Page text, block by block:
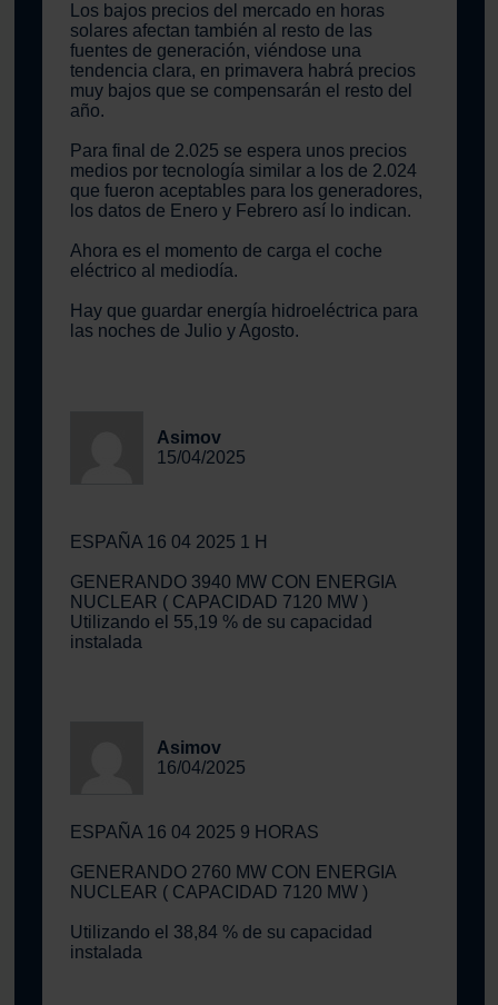
Los bajos precios del mercado en horas
solares afectan también al resto de las
fuentes de generación, viéndose una
tendencia clara, en primavera habrá precios
muy bajos que se compensarán el resto del
año.
Para final de 2.025 se espera unos precios
medios por tecnología similar a los de 2.024
que fueron aceptables para los generadores,
los datos de Enero y Febrero así lo indican.
Ahora es el momento de carga el coche
eléctrico al mediodía.
Hay que guardar energía hidroeléctrica para
las noches de Julio y Agosto.
Asimov
15/04/2025
ESPAÑA 16 04 2025 1 H
GENERANDO 3940 MW CON ENERGIA
NUCLEAR ( CAPACIDAD 7120 MW )
Utilizando el 55,19 % de su capacidad
instalada
Asimov
16/04/2025
ESPAÑA 16 04 2025 9 HORAS
GENERANDO 2760 MW CON ENERGIA
NUCLEAR ( CAPACIDAD 7120 MW )
Utilizando el 38,84 % de su capacidad
instalada